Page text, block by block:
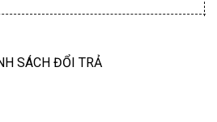
SÁCH ĐỔI TRẢ